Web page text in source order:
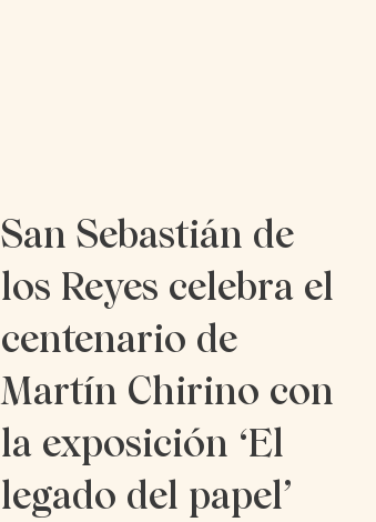
San Sebastián de
los Reyes celebra el
centenario de
Martín Chirino con
la exposición ‘El
legado del papel’